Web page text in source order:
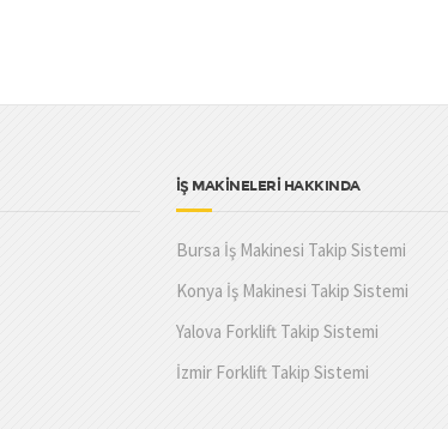
İŞ MAKİNELERİ HAKKINDA
Bursa İş Makinesi Takip Sistemi
Konya İş Makinesi Takip Sistemi
Yalova Forklift Takip Sistemi
İzmir Forklift Takip Sistemi